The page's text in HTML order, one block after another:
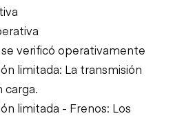
verificó operativamente
limitada: La transmisión
carga.
limitada - Frenos: Los